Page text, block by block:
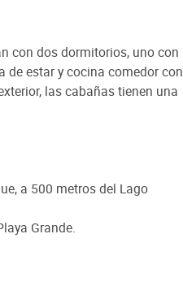
con dos dormitorios, uno con
estar y cocina comedor con
las cabañas tienen una
a 500 metros del Lago
Grande.